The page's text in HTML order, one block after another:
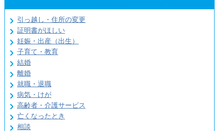
引っ越し・住所の変更
証明書がほしい
妊娠・出産（出生）
子育て・教育
結婚
離婚
就職・退職
病気・けが
高齢者・介護サービス
亡くなったとき
相談